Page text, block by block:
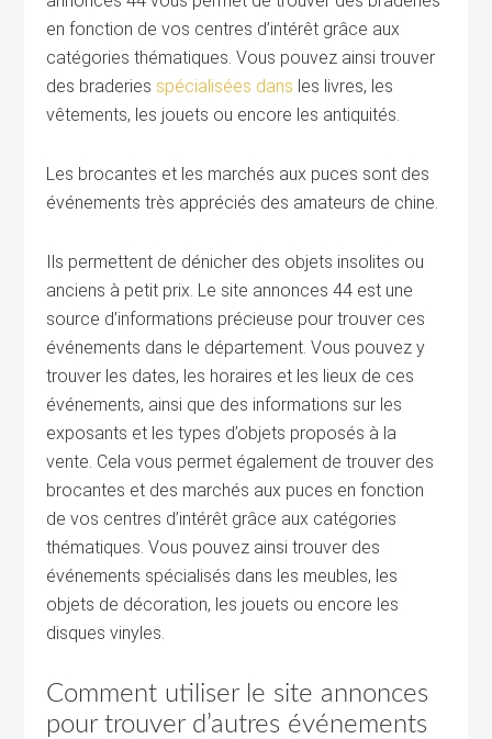
en fonction de vos centres d’intérêt grâce aux
catégories thématiques. Vous pouvez ainsi trouver
des braderies spécialisées dans les livres, les
vêtements, les jouets ou encore les antiquités.
Les brocantes et les marchés aux puces sont des
événements très appréciés des amateurs de chine.
Ils permettent de dénicher des objets insolites ou
anciens à petit prix. Le site annonces 44 est une
source d’informations précieuse pour trouver ces
événements dans le département. Vous pouvez y
trouver les dates, les horaires et les lieux de ces
événements, ainsi que des informations sur les
exposants et les types d’objets proposés à la
vente. Cela vous permet également de trouver des
brocantes et des marchés aux puces en fonction
de vos centres d’intérêt grâce aux catégories
thématiques. Vous pouvez ainsi trouver des
événements spécialisés dans les meubles, les
objets de décoration, les jouets ou encore les
disques vinyles.
Comment utiliser le site annonces
pour trouver d’autres événements